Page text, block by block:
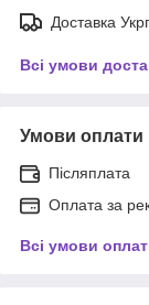
Доставка
Всі умови
Умови оплати
Післяплата
Оплата за
Всі умови